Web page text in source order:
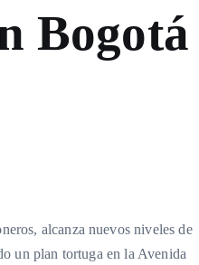
Bogotá
alcanza nuevos niveles de
un plan tortuga en la Avenida